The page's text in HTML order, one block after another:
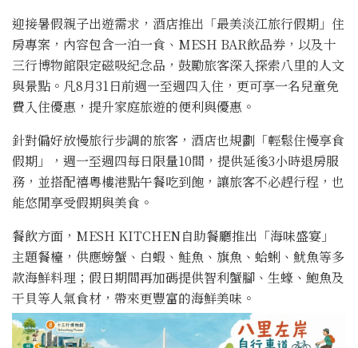
迎接暑假親子出遊需求，酒店推出「最美淡江旅行假期」住
房專案，內容包含一泊一食、MESH BAR飲品券，以及十
三行博物館限定磁吸紀念品，鼓勵旅客深入探索八里的人文
與景點。凡8月31日前週一至週四入住，更可享一名兒童免
費入住優惠，提升家庭旅遊的便利與優惠。
針對偏好放慢旅行步調的旅客，酒店也規劃「輕鬆住慢享食
假期」，週一至週四每日限量10間，提供延後3小時退房服
務，並搭配禧粵樓港點午餐吃到飽，讓旅客不必趕行程，也
能悠閒享受假期與美食。
餐飲方面，MESH KITCHEN自助餐廳推出「海味盛宴」
主題餐檯，供應螃蟹、白蝦、鮭魚、旗魚、蛤蜊、魷魚等多
款海鮮料理；假日期間再加碼提供智利蟹腳、生蠔、鮑魚及
干貝等人氣食材，帶來更豐富的海鮮美味。